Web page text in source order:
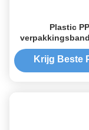
Plastic PP
machine
automatisch 90-
Krijg Beste